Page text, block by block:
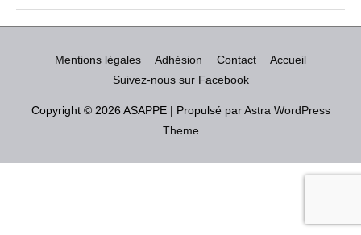
ACTION
!!
Mentions légales Adhésion Contact
Accueil
Suivez-nous sur Facebook
Copyright © 2026 ASAPPE| Propulsé par Astra WordPress
Theme